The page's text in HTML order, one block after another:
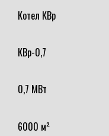
Котел КВр
КВр-0,7
0,7 МВт
6000 м²